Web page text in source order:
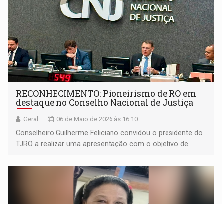
RECONHECIMENTO: Pioneirismo de RO em
destaque no Conselho Nacional de Justiça
Geral 06 de Maio de 2026 às 16:10
Conselheiro Guilherme Feliciano convidou o presidente do
TJRO a realizar uma apresentação com o objetivo de